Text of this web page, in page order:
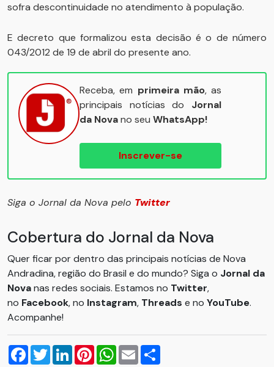
sofra descontinuidade no atendimento à população.
E decreto que formalizou esta decisão é o de número
043/2012 de 19 de abril do presente ano.
Receba, em primeira mão, as
principais notícias do Jornal
da Novano seu WhatsApp!
Inscrever-se
Siga o Jornal da Nova pelo Twitter
Cobertura do Jornal da Nova
Quer ficar por dentro das principais notícias de Nova
Andradina, região do Brasil e do mundo? Siga o Jornal da
Novanas redes sociais. Estamos no Twitter,
no Facebook, no Instagram, Threads e no YouTube.
Acompanhe!
Facebook
TwitterLinkedInPinterestWhatsApp
Email